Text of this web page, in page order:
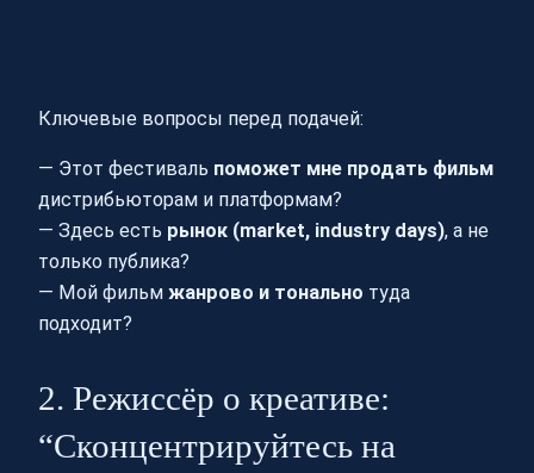
Ключевые вопросы перед подачей:
— Этот фестиваль поможет мне продать фильм
дистрибьюторам и платформам?
— Здесь есть рынок (market, industry days), а не
только публика?
— Мой фильм жанрово и тонально туда
подходит?
2. Режиссёр о креативе:
“Сконцентрируйтесь на